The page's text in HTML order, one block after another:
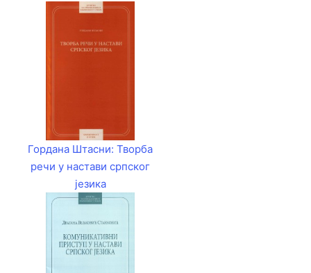
Гордана Штасни: Творба
речи у настави српског
језика